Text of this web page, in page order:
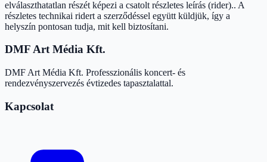
elválaszthatatlan részét képezi a csatolt részletes leírás (rider).. A
részletes technikai ridert a szerződéssel együtt küldjük, így a
helyszín pontosan tudja, mit kell biztosítani.
DMF Art Média Kft.
DMF Art Média Kft. Professzionális koncert- és
rendezvényszervezés évtizedes tapasztalattal.
Kapcsolat